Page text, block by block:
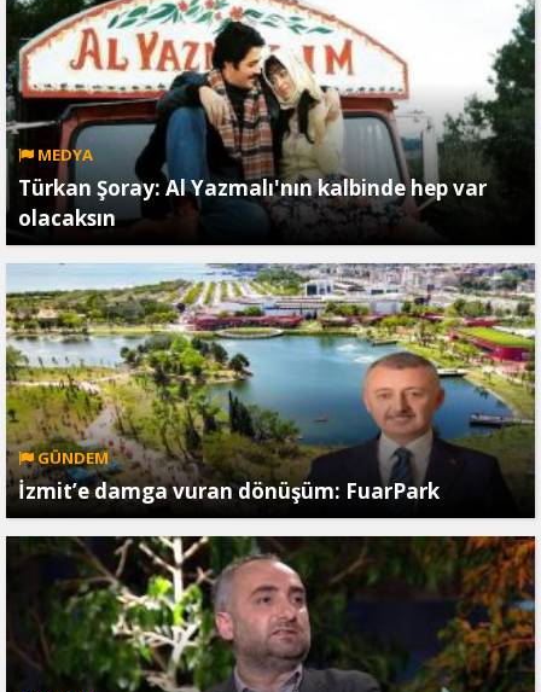
MEDYA
Türkan Şoray: Al Yazmalı'nın kalbinde hep var
olacaksın
GÜNDEM
İzmit’e damga vuran dönüşüm: FuarPark